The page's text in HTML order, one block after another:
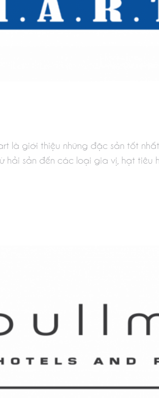
là giới thiệu những đặc sản tốt
hải sản đến các loại gia vị, hạt tiêu